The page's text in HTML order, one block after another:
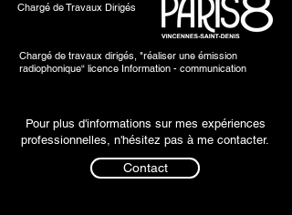
Chargé de Travaux Dirigés
Chargé de travaux dirigés, "réaliser une émission
radiophonique“ licence Information - communication
Pour plus d'informations sur mes expériences
professionnelles, n'hésitez pas à me contacter.
Contact